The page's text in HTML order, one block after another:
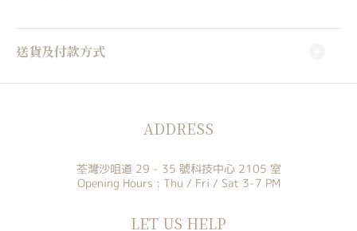
送貨及付款方式
ADDRESS
荃灣沙咀道 29 - 35 號科技中心 2105 室
Opening Hours : Thu / Fri / Sat 3-7 PM
LET US HELP